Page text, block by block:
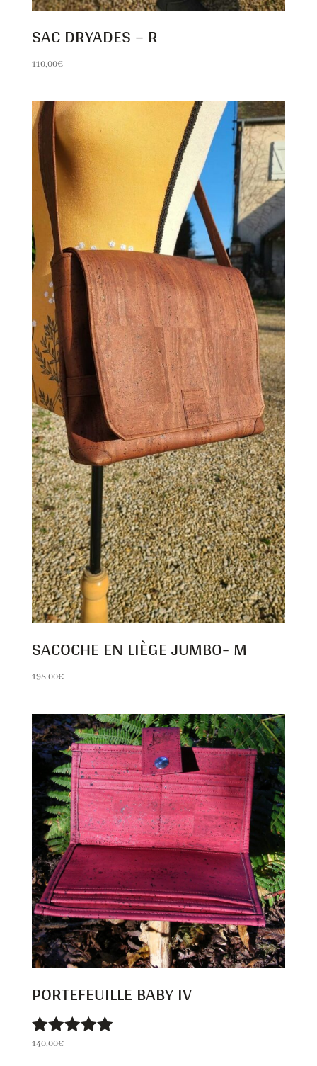
SAC DRYADES – R
110,00€
SACOCHE EN LIÈGE JUMBO- M
198,00€
PORTEFEUILLE BABY IV
Note
140,00€